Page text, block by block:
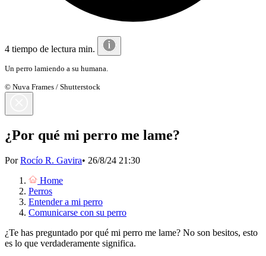
4 tiempo de lectura min.
Un perro lamiendo a su humana.
© Nuva Frames / Shutterstock
¿Por qué mi perro me lame?
PorRocío R. Gavira• 26/8/24 21:30
Home
Perros
Entender a mi perro
Comunicarse con su perro
¿Te has preguntado por qué mi perro me lame? No son besitos, esto
es lo que verdaderamente significa.